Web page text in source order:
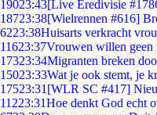
19023:43[Live Eredivisie
18723:38[Wielrennen #616]
6223:38Huisarts verkracht
11623:37Vrouwen willen geen
17323:34Migranten breken
15023:33Wat je ook stemt, je
17523:31 [WLR SC #417]
11223:31Hoe denkt God echt